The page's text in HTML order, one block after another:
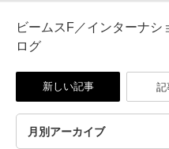
ビームスF／インターナ
ログ
新しい記事 記